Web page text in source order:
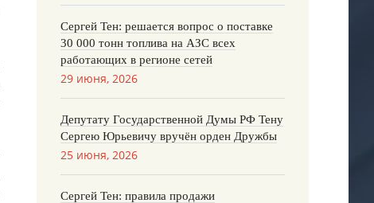
Сергей Тен: решается вопрос о поставке
30 000 тонн топлива на АЗС всех
работающих в регионе сетей
29 июня, 2026
Депутату Государственной Думы РФ Тену
Сергею Юрьевичу вручён орден Дружбы
25 июня, 2026
Сергей Тен: правила продажи